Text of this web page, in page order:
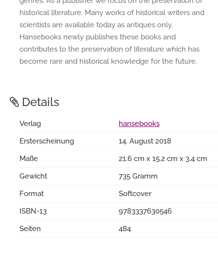
historical literature. Many works of historical writers and
scientists are available today as antiques only.
Hansebooks newly publishes these books and
contributes to the preservation of literature which has
become rare and historical knowledge for the future.
Details
Verlag
hansebooks
Ersterscheinung
14. August 2018
Maße
21.6 cm x 15.2 cm x 3.4 cm
Gewicht
735 Gramm
Format
Softcover
ISBN-13
9783337630546
Seiten
484